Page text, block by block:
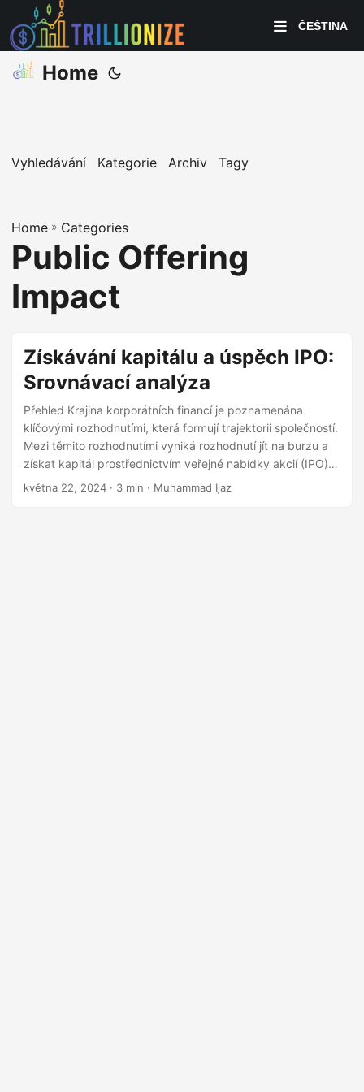
ČEŠTINA
Home
Vyhledávání Kategorie Archiv Tagy
Home » Categories
Public Offering
Impact
Získávání kapitálu a úspěch IPO:
Srovnávací analýza
Přehled Krajina korporátních financí je poznamenána
klíčovými rozhodnutími, která formují trajektorii společností.
Mezi těmito rozhodnutími vyniká rozhodnutí jít na burzu a
získat kapitál prostřednictvím veřejné nabídky akcií (IPO),
což je transformační událost. Tento blogový příspěvek se
května 22, 2024 · 3 min · Muhammad Ijaz